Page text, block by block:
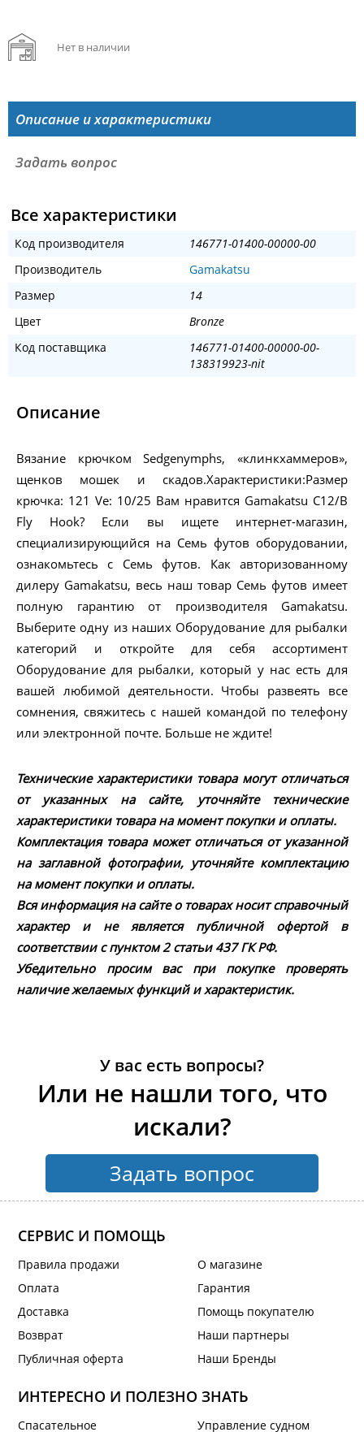
Нет в наличии
Описание и характеристики
Задать вопрос
Все характеристики
Код производителя
146771-01400-00000-00
Производитель
Gamakatsu
Размер
14
Цвет
Bronze
Код поставщика
146771-01400-00000-00-
138319923-nit
Описание
Вязание крючком Sedgenymphs, «клинкхаммеров»,
щенков мошек и скадов.Характеристики:Размер
крючка: 121 Ve: 10/25 Вам нравится Gamakatsu C12/B
Fly Hook? Если вы ищете интернет-магазин,
специализирующийся на Семь футов оборудовании,
ознакомьтесь с Семь футов. Как авторизованному
дилеру Gamakatsu, весь наш товар Семь футов имеет
полную гарантию от производителя Gamakatsu.
Выберите одну из наших Оборудование для рыбалки
категорий и откройте для себя ассортимент
Оборудование для рыбалки, который у нас есть для
вашей любимой деятельности. Чтобы развеять все
сомнения, свяжитесь с нашей командой по телефону
или электронной почте. Больше не ждите!
Технические характеристики товара могут отличаться
от указанных на сайте, уточняйте технические
характеристики товара на момент покупки и оплаты.
Комплектация товара может отличаться от указанной
на заглавной фотографии, уточняйте комплектацию
на момент покупки и оплаты.
Вся информация на сайте о товарах носит справочный
характер и не является публичной офертой в
соответствии с пунктом 2 статьи 437 ГК РФ.
Убедительно просим вас при покупке проверять
наличие желаемых функций и характеристик.
У вас есть вопросы?
Или не нашли того, что
искали?
Задать вопрос
СЕРВИС И ПОМОЩЬ
Правила продажи
Оплата
Доставка
Возврат
Публичная оферта
О магазине
Гарантия
Помощь покупателю
Наши партнеры
Наши Бренды
ИНТЕРЕСНО И ПОЛЕЗНО ЗНАТЬ
Спасательное Управление судном